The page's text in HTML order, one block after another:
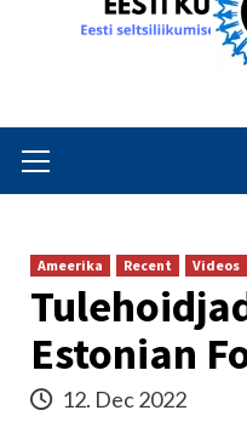
Menu
Ameerika Recent Videos
Estonian
12. Dec 2022